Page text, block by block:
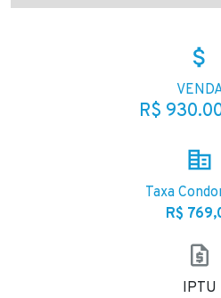
R$
Taxa
R$
IPTU